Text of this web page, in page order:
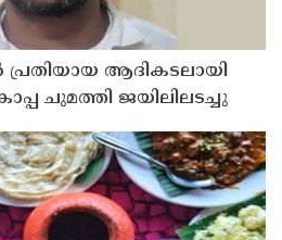
ആദികടലായി
ചുമത്തി ജയിലിലടച്ചു